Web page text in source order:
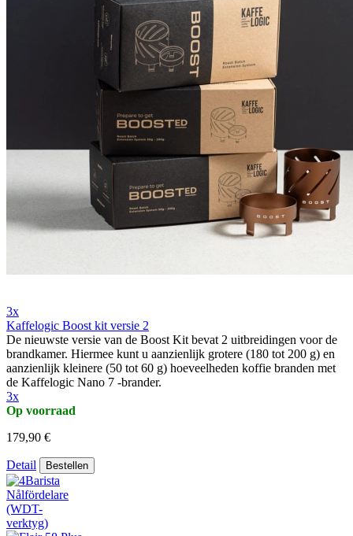
3x
Kaffelogic Boost kit versie 2
De nieuwste versie van de Boost Kit bevat 2 uitbreidingen voor de
brandkamer. Hiermee kunt u aanzienlijk grotere (180 tot 200 g) en
aanzienlijk kleinere (50 tot 60 g) hoeveelheden koffie branden met
de Kaffelogic Nano 7 -brander.
3x
Op voorraad
179,90 €
Detail Bestellen